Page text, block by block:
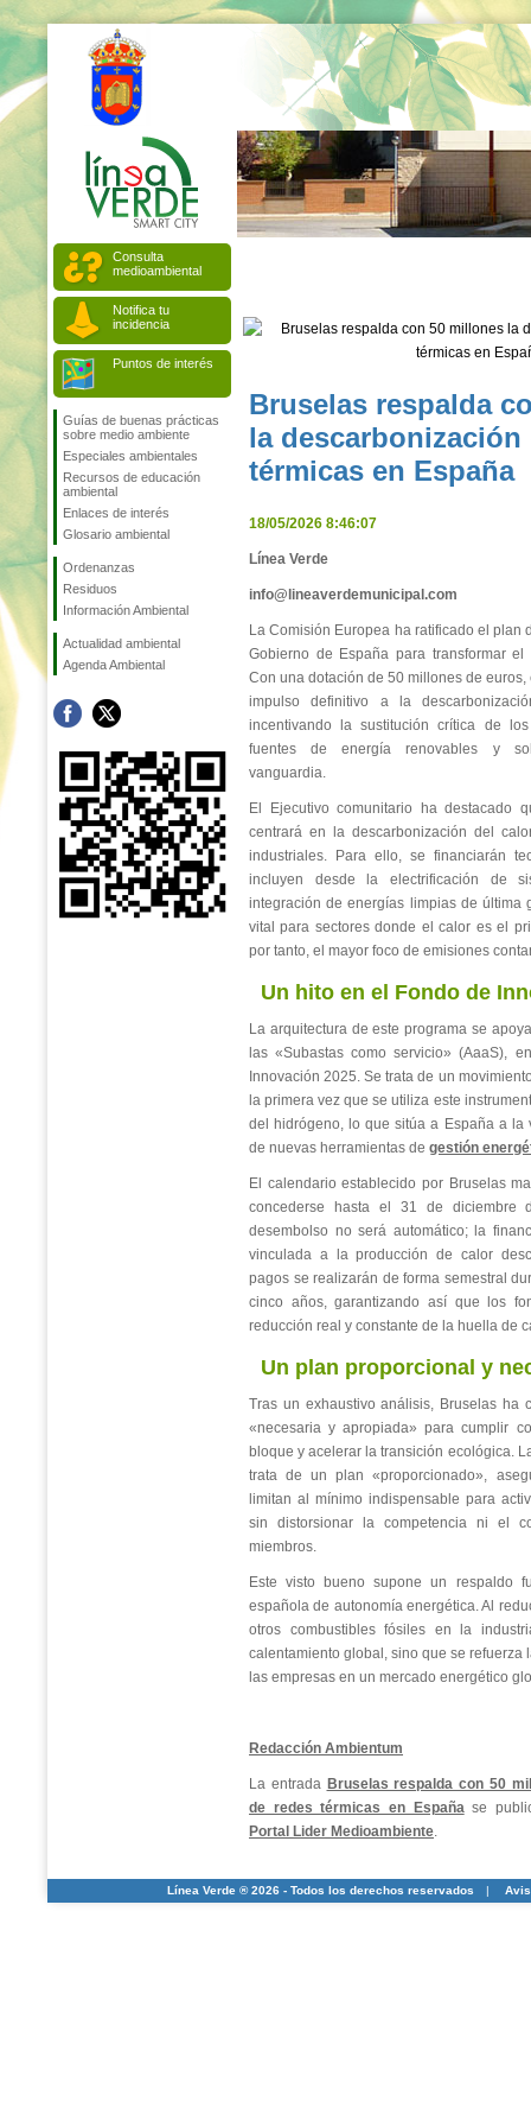
Consulta
medioambiental
Notifica tu
incidencia
Puntos de interés
Guías de buenas prácticas
sobre medio ambiente
Especiales ambientales
Recursos de educación
ambiental
Enlaces de interés
Glosario ambiental
Ordenanzas
Residuos
Información Ambiental
Actualidad ambiental
Agenda Ambiental
Bruselas respalda
la descarbonización
térmicas en España
18/05/2026 8:46:07
Línea Verde
info@lineaverdemunicipal.com
La Comisión Europea ha ratificado el plan
Gobierno de España para transformar el
Con una dotación de 50 millones de
impulso definitivo a la
incentivando la sustitución crítica de
fuentes de energía renovables y
vanguardia.
El Ejecutivo comunitario ha destacado
centrará en la descarbonización del
industriales. Para ello, se financiarán
incluyen desde la electrificación de
integración de energías limpias de última
vital para sectores donde el calor es el
por tanto, el mayor foco de emisiones
Un hito en el Fondo de
La arquitectura de este programa se
las «Subastas como servicio» (AaaS),
Innovación 2025. Se trata de un
la primera vez que se utiliza este
del hidrógeno, lo que sitúa a España a la
de nuevas herramientas de gestión
El calendario establecido por Bruselas
concederse hasta el 31 de diciembre
desembolso no será automático; la
vinculada a la producción de calor
pagos se realizarán de forma semestral
cinco años, garantizando así que los
reducción real y constante de la huella de
Un plan proporcional y
Tras un exhaustivo análisis, Bruselas ha
«necesaria y apropiada» para cumplir
bloque y acelerar la transición ecológica.
trata de un plan «proporcionado»,
limitan al mínimo indispensable para
sin distorsionar la competencia ni el
miembros.
Este visto bueno supone un respaldo
española de autonomía energética. Al
otros combustibles fósiles en la
calentamiento global, sino que se refuerza
las empresas en un mercado energético
Redacción Ambientum
La entrada Bruselas respalda con 50
de redes térmicas en Españase
Portal Lider Medioambiente.
Línea Verde ® 2026 - Todos los derechos reservados |